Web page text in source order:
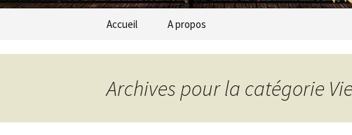
Aller au contenu principal
Accueil A propos
Archives pour la catégorie